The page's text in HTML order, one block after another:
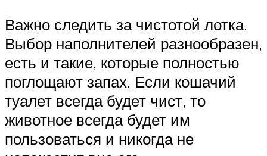
Важно следить за чистотой лотка.
Выбор наполнителей разнообразен,
есть и такие, которые полностью
поглощают запах. Если кошачий
туалет всегда будет чист, то
животное всегда будет им
пользоваться и никогда не